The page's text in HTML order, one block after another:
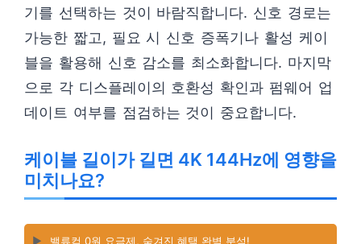
기를 선택하는 것이 바람직합니다. 신호 경로는
가능한 짧고, 필요 시 신호 증폭기나 활성 케이
블을 활용해 신호 감소를 최소화합니다. 마지막
으로 각 디스플레이의 호환성 확인과 펌웨어 업
데이트 여부를 점검하는 것이 중요합니다.
케이블 길이가 길면 4K 144Hz에 영향을
미치나요?
▶️ 밸류컴 0원 요금제, 숨겨진 혜택 완벽 분석!